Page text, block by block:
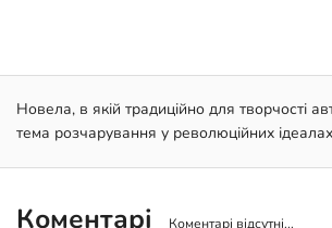
Новела, в якій традиційно для творчості
тема розчарування у революційних
Коментарі Коментарі відсутні...